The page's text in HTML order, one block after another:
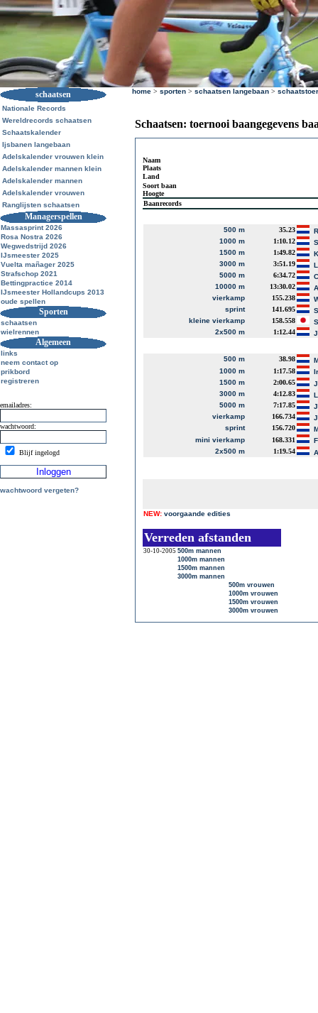
schaatsen
Nationale Records
Wereldrecords schaatsen
Schaatskalender
Ijsbanen langebaan
Adelskalender vrouwen klein
Adelskalender mannen klein
Adelskalender mannen
Adelskalender vrouwen
Ranglijsten schaatsen
Managerspellen
Massasprint 2026
Rosa Nostra 2026
Wegwedstrijd 2026
IJsmeester 2025
Vuelta mañager 2025
Strafschop 2021
Bettingpractice 2014
IJsmeester Hollandcups 2013
oude spellen
Sporten
schaatsen
wielrennen
Algemeen
links
neem contact op
prikbord
registreren
emailadres:
wachtwoord:
Blijf ingelogd
wachtwoord vergeten?
home > sporten > schaatsen langebaan >
Schaatsen: toernooi baangegevens
Naam
Plaats
Land
Soort baan
Hoogte
Baanrecords
500 m 35.23
1000 m
1:10.12
1500 m
1:49.82
3000 m
3:51.19
5000 m
6:34.72
10000 m
13:30.02
vierkamp
155.238
sprint
141.695
kleine vierkamp
158.558
2x500 m
1:12.44
500 m 38.98
1000 m
1:17.58
1500 m
2:00.65
3000 m
4:12.83
5000 m
7:17.85
vierkamp
166.734
sprint
156.720
mini vierkamp
168.331
2x500 m
1:19.54
NEW: voorgaande edities
Verreden afstanden
30-10-2005 500m mannen
1000m mannen
1500m mannen
3000m mannen
500m vrouwen
1000m vrouwen
1500m vrouwen
3000m vrouwen